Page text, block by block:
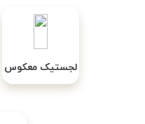
لجستیک معکوس